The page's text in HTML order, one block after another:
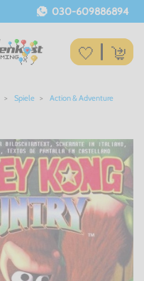
030-609886894
Spiele Action & Adventure